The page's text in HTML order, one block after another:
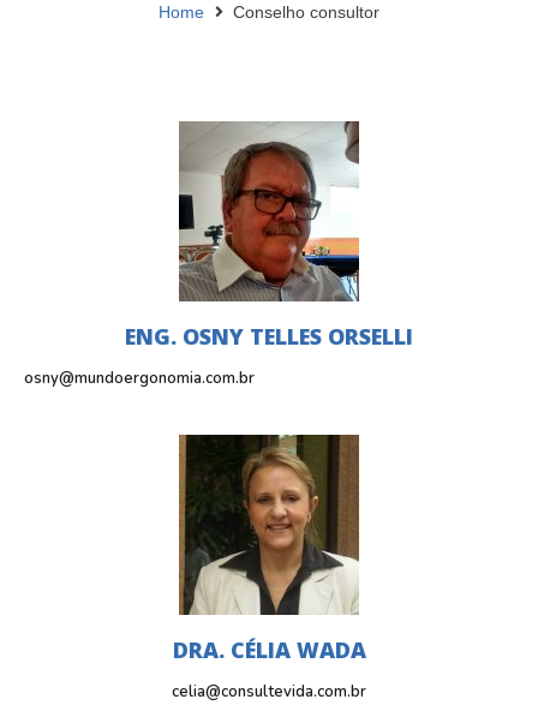
Home Conselho consultor
ENG. OSNY TELLES ORSELLI
osny@mundoergonomia.com.br
DRA. CÉLIA WADA
celia@consultevida.com.br